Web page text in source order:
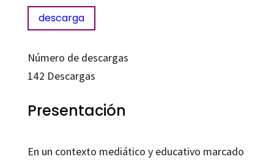
de
la
cantidad
descarga
Número de descargas
142 Descargas
Presentación
En un contexto mediático y educativo marcado